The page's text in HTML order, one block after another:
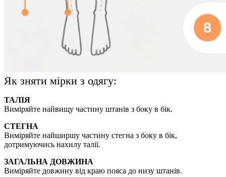
Як зняти мірки з одягу:
ТАЛІЯ
Виміряйте найвищу частину штанів з боку в бік.
СТЕГНА
Виміряйте найширшу частину стегна з боку в бік,
дотримуючись нахилу талії.
ЗАГАЛЬНА ДОВЖИНА
Виміряйте довжину від краю пояса до низу штанів.